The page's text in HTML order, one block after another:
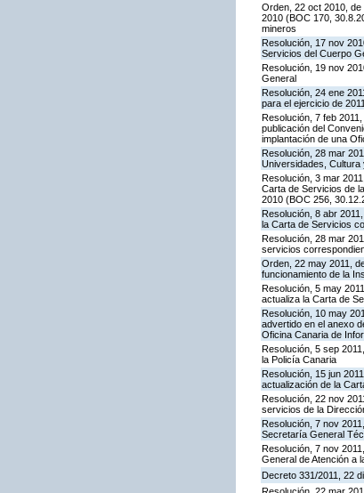
Orden, 22 oct 2010,
2010 (BOC 170,
mineros
Resolución, 17 nov
Servicios del Cuerpo
Resolución, 19 nov
General
Resolución, 24 ene
para el ejercicio de
Resolución, 7 feb
publicación del
implantación de una
Resolución, 28 mar
Universidades, Cultura
Resolución, 3 mar
Carta de Servicios de
2010 (BOC 256,
Resolución, 8 abr
la Carta de Servicios
Resolución, 28 mar
servicios
Orden, 22 may 2011,
funcionamiento de la
Resolución, 5 may
actualiza la Carta de
Resolución, 10 may
advertido en el anexo
Oficina Canaria de
Resolución, 5 sep
la Policía Canaria
Resolución, 15 jun
actualización de la
Resolución, 22 nov
servicios de la
Resolución, 7 nov
Secretaría General
Resolución, 7 nov
General de Atención a
Decreto 331/2011, 22